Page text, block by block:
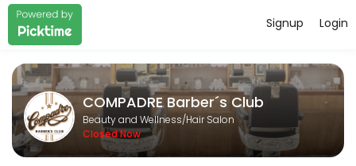
About COMPADRE Barber&#xb4;s
COMPADRE Barber&#xb4;s Club is a professional Hair Salon
Services Offered
AFEITADO TRADICIONAL
Login
Signup
COMPADRE Barber´s Club
Beauty and Wellness/Hair Salon
Closed Now